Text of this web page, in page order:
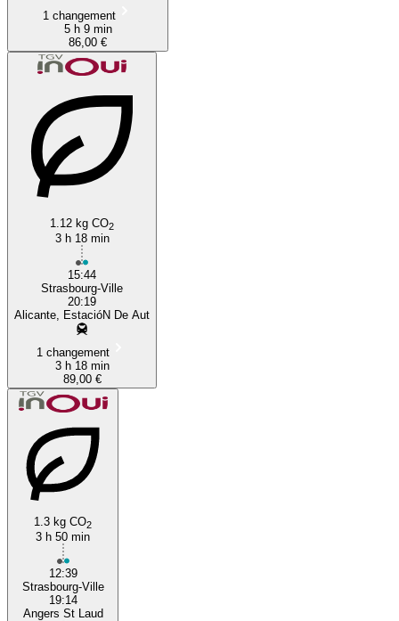
1 changement
5 h 9 min
86,00 €
1.12 kg CO2
3 h 18 min
15:44
Strasbourg-Ville
20:19
Alicante, EstacióN De Aut
1 changement
3 h 18 min
89,00 €
1.3 kg CO2
3 h 50 min
12:39
Strasbourg-Ville
19:14
Angers St Laud